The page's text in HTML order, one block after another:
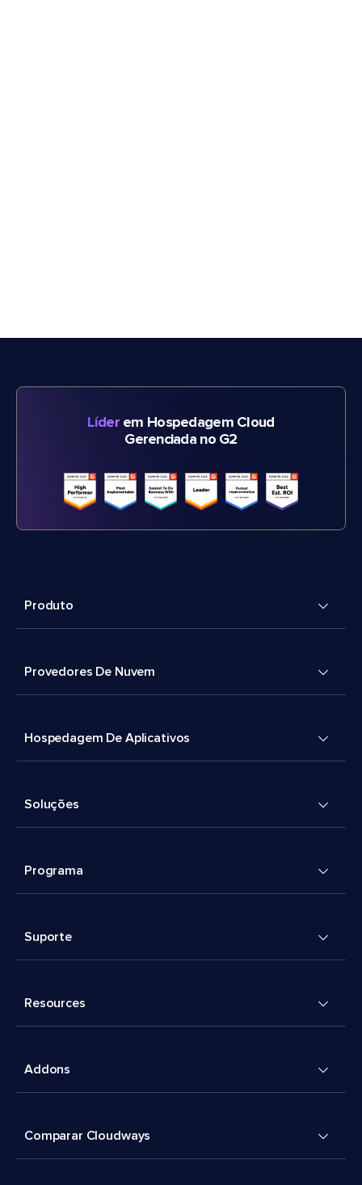
Líderem Hospedagem Cloud
Gerenciada no G2
Produto
Provedores De Nuvem
Hospedagem De Aplicativos
Soluções
Programa
Suporte
Resources
Addons
Comparar Cloudways